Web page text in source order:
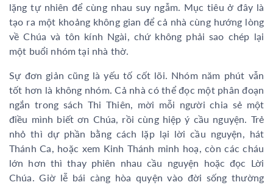
lặng tự nhiên để cùng nhau suy ngẫm. Mục tiêu ở đây là
tạo ra một khoảng không gian để cả nhà cùng hướng lòng
về Chúa và tôn kính Ngài, chứ không phải sao chép lại
một buổi nhóm tại nhà thờ.
Sự đơn giản cũng là yếu tố cốt lõi. Nhóm năm phút vẫn
tốt hơn là không nhóm. Cả nhà có thể đọc một phân đoạn
ngắn trong sách Thi Thiên, mời mỗi người chia sẻ một
điều mình biết ơn Chúa, rồi cùng hiệp ý cầu nguyện. Trẻ
nhỏ thì dự phần bằng cách lặp lại lời cầu nguyện, hát
Thánh Ca, hoặc xem Kinh Thánh minh hoạ, còn các cháu
lớn hơn thì thay phiên nhau cầu nguyện hoặc đọc Lời
Chúa. Giờ lễ bái càng hòa quyện vào đời sống thường